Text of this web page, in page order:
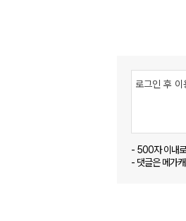
- 500자 이내
- 댓글은 메가